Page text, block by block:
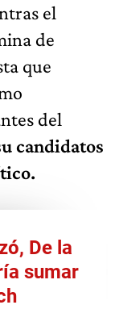
el
de
que
del
candidatos
De la
sumar